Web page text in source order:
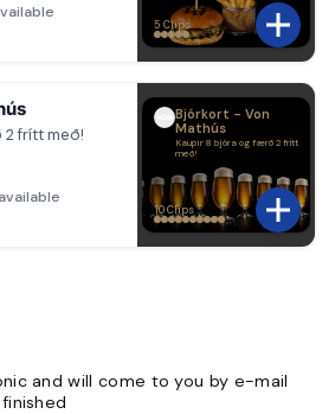
5 Clips
frítt með!
Bjórkort - Von
Mathús
Kaupir 8 bjóra og færð 2 frítt
með!
10 Clips
and will come to you by e-mail